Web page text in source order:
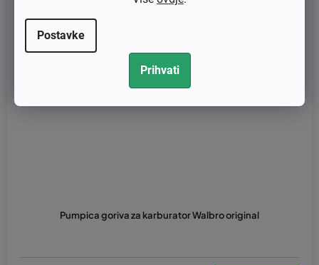
Postavke
Prihvati
Pumpica goriva za karburator Walbro original